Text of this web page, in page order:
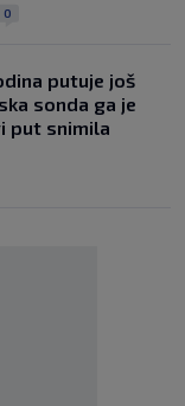
0
putuje još
sonda ga je
put snimila